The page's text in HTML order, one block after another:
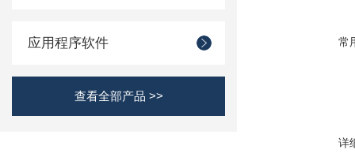
应用程序软件
查看全部产品 >>
常
详